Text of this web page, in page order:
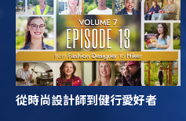
從時尚設計師到健行愛好者